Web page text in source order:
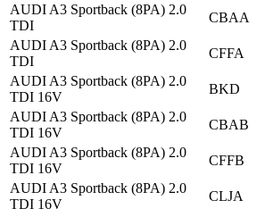
AUDI A3 Sportback (8PA) 2.0
TDI
CBAA
AUDI A3 Sportback (8PA) 2.0
TDI
CFFA
AUDI A3 Sportback (8PA) 2.0
TDI 16V
BKD
AUDI A3 Sportback (8PA) 2.0
TDI 16V
CBAB
AUDI A3 Sportback (8PA) 2.0
TDI 16V
CFFB
AUDI A3 Sportback (8PA) 2.0
TDI 16V
CLJA